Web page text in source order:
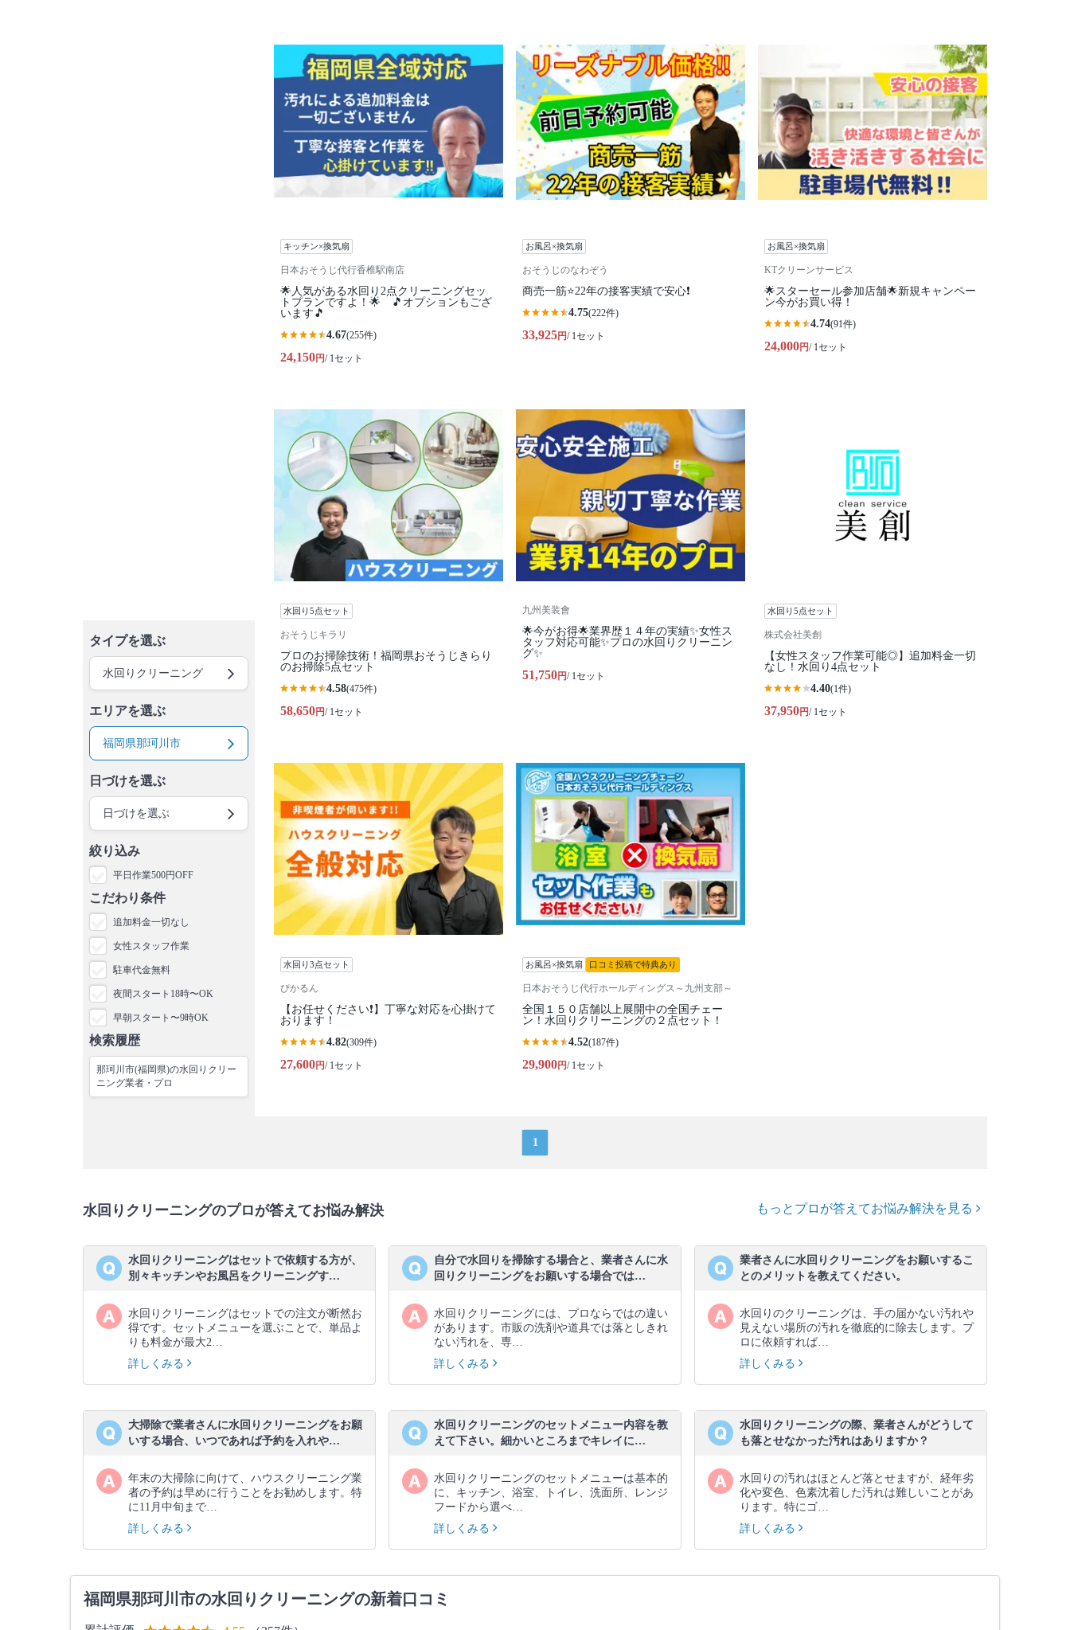
タイプを選ぶ
水回りクリーニング
エリアを選ぶ
福岡県那珂川市
日づけを選ぶ
日づけを選ぶ
絞り込み
平日作業500円OFF
こだわり条件
追加料金一切なし
女性スタッフ作業
駐車代金無料
夜間スタート18時〜OK
早朝スタート〜9時OK
検索履歴
那珂川市(福岡県)の水回りクリー
ニング業者・プロ
キッチン×換気扇
日本おそうじ代行香椎駅南店
🌟人気がある水回り2点クリーニングセッ
トプランですよ！🌟 🎵オプションもござ
います🎵
4.67(255件)
24,150円/ 1セット
お風呂×換気扇
おそうじのなわぞう
商売一筋⭐️22年の接客実績で安心❗️
4.75(222件)
33,925円/ 1セット
お風呂×換気扇
KTクリーンサービス
🌟スターセール参加店舗🌟新規キャンペー
ン今がお買い得！
4.74(91件)
24,000円/ 1セット
水回り5点セット
おそうじキラリ
プロのお掃除技術！福岡県おそうじきらり
のお掃除5点セット
4.58(475件)
58,650円/ 1セット
九州美装會
🌟今がお得🌟業界歴１４年の実績✨女性ス
タッフ対応可能✨プロの水回りクリーニン
グ✨
51,750円/ 1セット
水回り5点セット
株式会社美創
【女性スタッフ作業可能◎】追加料金一切
なし！水回り4点セット
4.40(1件)
37,950円/ 1セット
水回り3点セット
ぴかるん
【お任せください❗️】丁寧な対応を心掛けて
おります！
4.82(309件)
27,600円/ 1セット
お風呂×換気扇 口コミ投稿で特典あり
日本おそうじ代行ホールディングス～九州支部～
全国１５０店舗以上展開中の全国チェー
ン！水回りクリーニングの２点セット！
4.52(187件)
29,900円/ 1セット
1
水回りクリーニングのプロが答えてお悩み解決 もっとプロが答えてお悩み解決を見る
水回りクリーニングはセットで依頼する方が、
別々キッチンやお風呂をクリーニングす…
水回りクリーニングはセットでの注文が断然お
得です。セットメニューを選ぶことで、単品よ
りも料金が最大2…
詳しくみる
自分で水回りを掃除する場合と、業者さんに水
回りクリーニングをお願いする場合では…
水回りクリーニングには、プロならではの違い
があります。市販の洗剤や道具では落としきれ
ない汚れを、専…
詳しくみる
業者さんに水回りクリーニングをお願いするこ
とのメリットを教えてください。
水回りのクリーニングは、手の届かない汚れや
見えない場所の汚れを徹底的に除去します。プ
ロに依頼すれば…
詳しくみる
大掃除で業者さんに水回りクリーニングをお願
いする場合、いつであれば予約を入れや…
年末の大掃除に向けて、ハウスクリーニング業
者の予約は早めに行うことをお勧めします。特
に11月中旬まで…
詳しくみる
水回りクリーニングのセットメニュー内容を教
えて下さい。細かいところまでキレイに…
水回りクリーニングのセットメニューは基本的
に、キッチン、浴室、トイレ、洗面所、レンジ
フードから選べ…
詳しくみる
水回りクリーニングの際、業者さんがどうして
も落とせなかった汚れはありますか？
水回りの汚れはほとんど落とせますが、経年劣
化や変色、色素沈着した汚れは難しいことがあ
ります。特にゴ…
詳しくみる
福岡県那珂川市の水回りクリーニングの新着口コミ